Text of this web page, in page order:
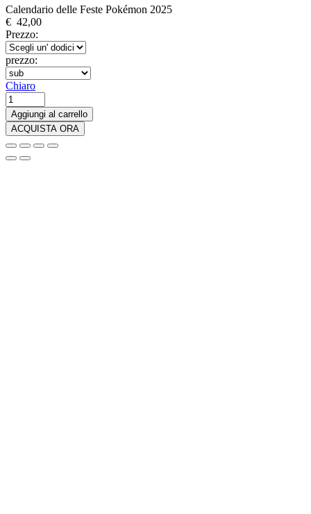
Calendario delle Feste Pokémon 2025
€ 42,00
Prezzo:
prezzo:
Chiaro
Calendario
delle
Feste
Pokemon
2025
quantità
Aggiungi al carrello
ACQUISTA ORA